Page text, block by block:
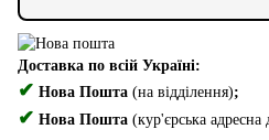
Доставка по всій Україні:
✔ Нова Пошта (на відділення);
✔ Нова Пошта (кур'єрська адресна